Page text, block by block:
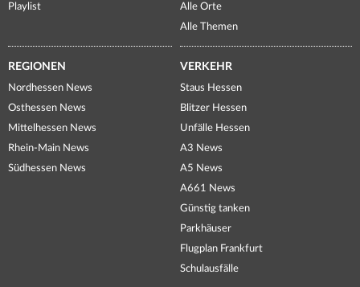
Playlist
Alle Orte
Alle Themen
REGIONEN
Nordhessen News
Osthessen News
Mittelhessen News
Rhein-Main News
Südhessen News
VERKEHR
Staus Hessen
Blitzer Hessen
Unfälle Hessen
A3 News
A5 News
A661 News
Günstig tanken
Parkhäuser
Flugplan Frankfurt
Schulausfälle